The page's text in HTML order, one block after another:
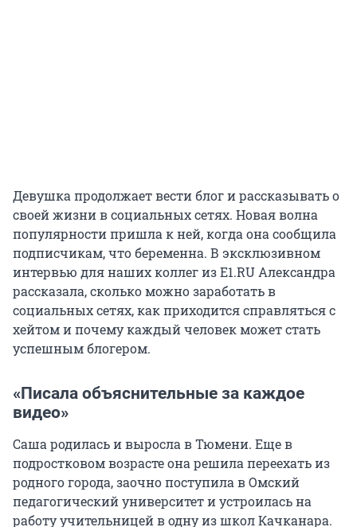
Девушка продолжает вести блог и рассказывать о
своей жизни в социальных сетях. Новая волна
популярности пришла к ней, когда она сообщила
подписчикам, что беременна. В эксклюзивном
интервью для наших коллег из E1.RU Александра
рассказала, сколько можно заработать в
социальных сетях, как приходится справляться с
хейтом и почему каждый человек может стать
успешным блогером.
«Писала объяснительные за каждое
видео»
Саша родилась и выросла в Тюмени. Еще в
подростковом возрасте она решила переехать из
родного города, заочно поступила в Омский
педагогический университет и устроилась на
работу учительницей в одну из школ Качканара.